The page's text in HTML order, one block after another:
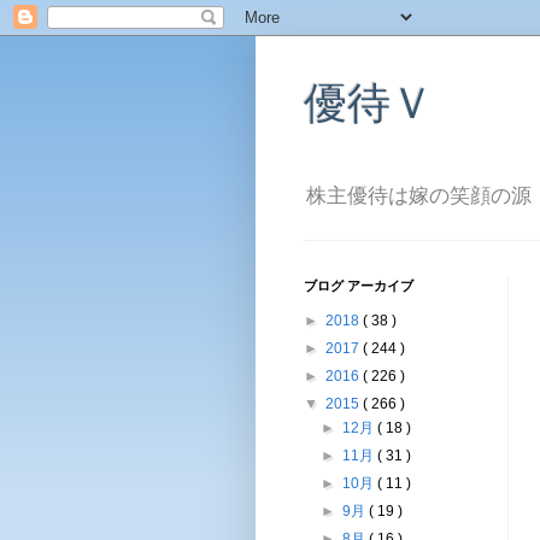
優待Ｖ
株主優待は嫁の笑顔の源
ブログ アーカイブ
► 2018 ( 38 )
► 2017 ( 244 )
► 2016 ( 226 )
▼ 2015 ( 266 )
► 12月( 18 )
► 11月( 31 )
► 10月( 11 )
►9月( 19 )